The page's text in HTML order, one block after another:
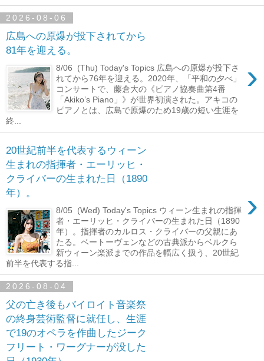
2026-08-06
広島への原爆が投下されてから
81年を迎える。
›
8/06 (Thu) Today's Topics 広島への原爆が投下さ
れてから76年を迎える。2020年、「平和の夕べ」
コンサートで、藤倉大の《ピアノ協奏曲第4番
「Akiko’s Piano」》が世界初演された。アキコの
ピアノとは、広島で原爆のため19歳の短い生涯を
終...
20世紀前半を代表するウィーン
生まれの指揮者・エーリッヒ・
クライバーの生まれた日（1890
年）。
›
8/05 (Wed) Today's Topics ウィーン生まれの指揮
者・エーリッヒ・クライバーの生まれた日（1890
年）。指揮者のカルロス・クライバーの父親にあ
たる。ベートーヴェンなどの古典派からベルクら
新ウィーン楽派までの作品を幅広く扱う、20世紀
前半を代表する指...
2026-08-04
父の亡き後もバイロイト音楽祭
の終身芸術監督に就任し、生涯
で19のオペラを作曲したジーク
フリート・ワーグナーが没した